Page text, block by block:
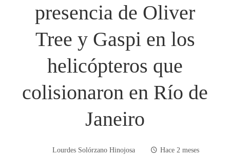
presencia de Oliver
Tree y Gaspi en los
helicópteros que
colisionaron en Río de
Janeiro
Lourdes Solórzano Hinojosa Hace 2 meses